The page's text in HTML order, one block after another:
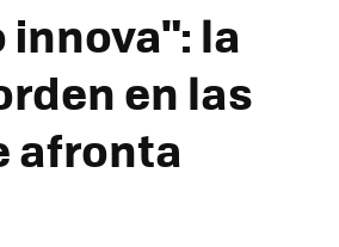
innova": la
en las
afronta